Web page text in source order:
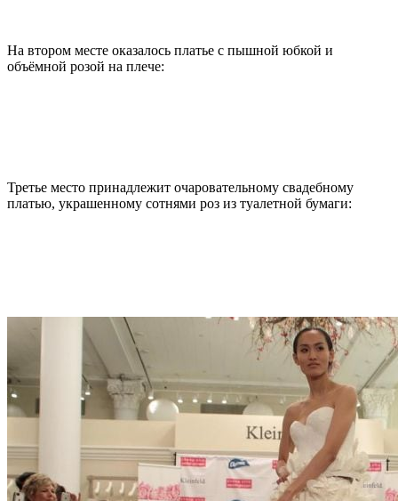
На втором месте оказалось платье с пышной юбкой и
объёмной розой на плече:
Третье место принадлежит очаровательному свадебному
платью, украшенному сотнями роз из туалетной бумаги: